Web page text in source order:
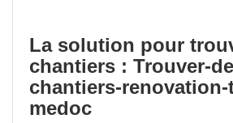
La solution pour
chantiers : Trouver-
chantiers-
medoc